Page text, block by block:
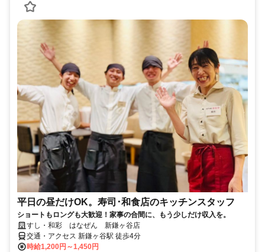
平日の昼だけOK。寿司･和食店のキッチンスタッフ
ショートもロングも大歓迎！家事の合間に、もう少しだけ収入を。
すし・和彩 はなぜん 新鎌ヶ谷店
交通・アクセス 新鎌ヶ谷駅 徒歩4分
時給1,200円～1,450円